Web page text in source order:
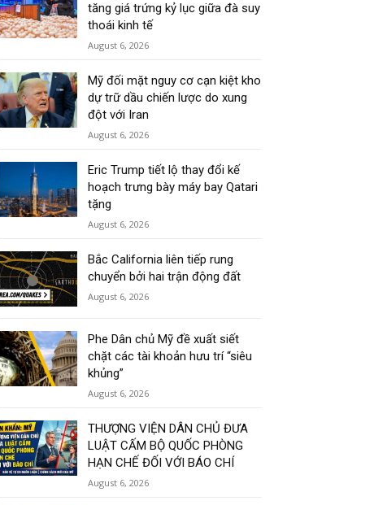
tăng giá trứng kỷ lục giữa đà suy
thoái kinh tế
August 6, 2026
Mỹ đối mặt nguy cơ cạn kiệt kho
dự trữ dầu chiến lược do xung
đột với Iran
August 6, 2026
Eric Trump tiết lộ thay đổi kế
hoạch trưng bày máy bay Qatari
tặng
August 6, 2026
Bắc California liên tiếp rung
chuyển bởi hai trận động đất
August 6, 2026
Phe Dân chủ Mỹ đề xuất siết
chặt các tài khoản hưu trí “siêu
khủng”
August 6, 2026
THƯỢNG VIỆN DÂN CHỦ ĐƯA
LUẬT CẤM BỘ QUỐC PHÒNG
HẠN CHẾ ĐỐI VỚI BÁO CHÍ
August 6, 2026